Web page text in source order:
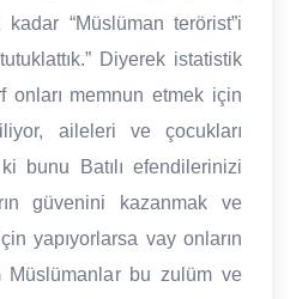
“Müslüman terörist”i
Diyerek istatistik
onları memnun etmek için
aileleri ve çocukları
bunu Batılı efendilerinizi
güvenini kazanmak ve
yapıyorlarsa vay onların
Müslümanlar bu zulüm ve